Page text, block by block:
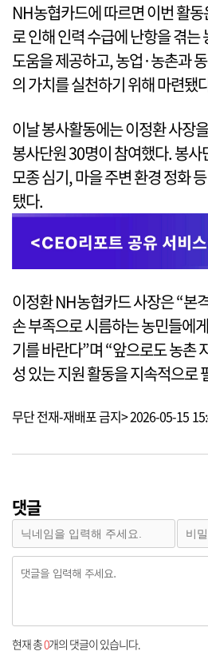
NH농협카드에 따르면 이번 활
로 인해 인력 수급에 난항을 겪는
도움을 제공하고, 농업·농촌과
의 가치를 실천하기 위해 마련됐
이날 봉사활동에는 이정환 사장
봉사단원 30명이 참여했다. 봉
모종 심기, 마을 주변 환경 정화
탰다.
이정환 NH농협카드 사장은 “본
손 부족으로 시름하는 농민들에
기를 바란다”며 “앞으로도 농촌
성 있는 지원 활동을 지속적으로
무단 전재-재배포 금지> 2026-05-15
댓글
현재 총0개의 댓글이 있습니다.